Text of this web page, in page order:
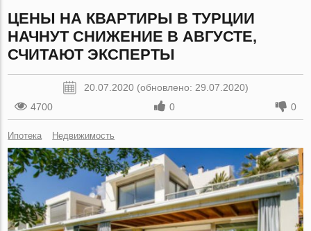
ЦЕНЫ НА КВАРТИРЫ В ТУРЦИИ
НАЧНУТ СНИЖЕНИЕ В АВГУСТЕ,
СЧИТАЮТ ЭКСПЕРТЫ
20.07.2020 (обновлено: 29.07.2020)
4700
0 0
Ипотека Недвижимость